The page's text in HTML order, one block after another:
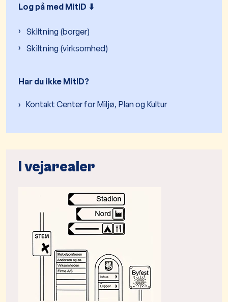
Log på med MitID ⬇︎
Skiltning (borger)
Skiltning (virksomhed)
Har du ikke MitID?
Kontakt Center for Miljø, Plan og Kultur
I vejarealer